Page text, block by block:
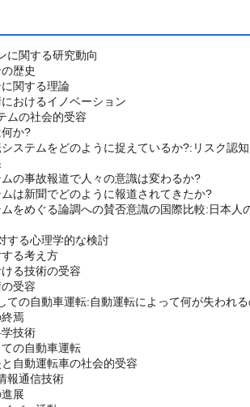
に関する研究動向
歴史
関する理論
おけるイノベーション
ムの社会的受容
か?
ステムをどのように捉えているか?:リスク認
の事故報道で人々の意識は変わるか?
は新聞でどのように報道されてきたか?
をめぐる論調への賛否意識の国際比較:日本人
する心理学的な検討
る考え方
る技術の受容
受容
ての自動車運転:自動運転によって何が失われ
焉
技術
の自動車運転
自動運転車の社会的受容
報通信技術
展